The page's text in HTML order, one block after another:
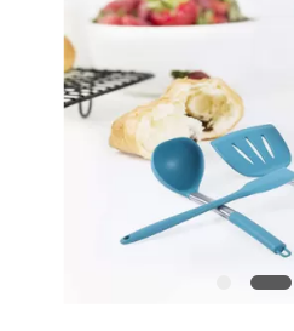
PRIVACY
POLICY